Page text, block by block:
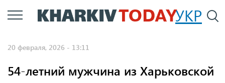
Перейти
к
УКР
20 февраля, 2026 - 13:11
54-летний мужчина из Харьковской